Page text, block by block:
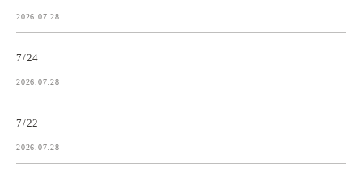
2026.07.28
7/24
2026.07.28
7/22
2026.07.28